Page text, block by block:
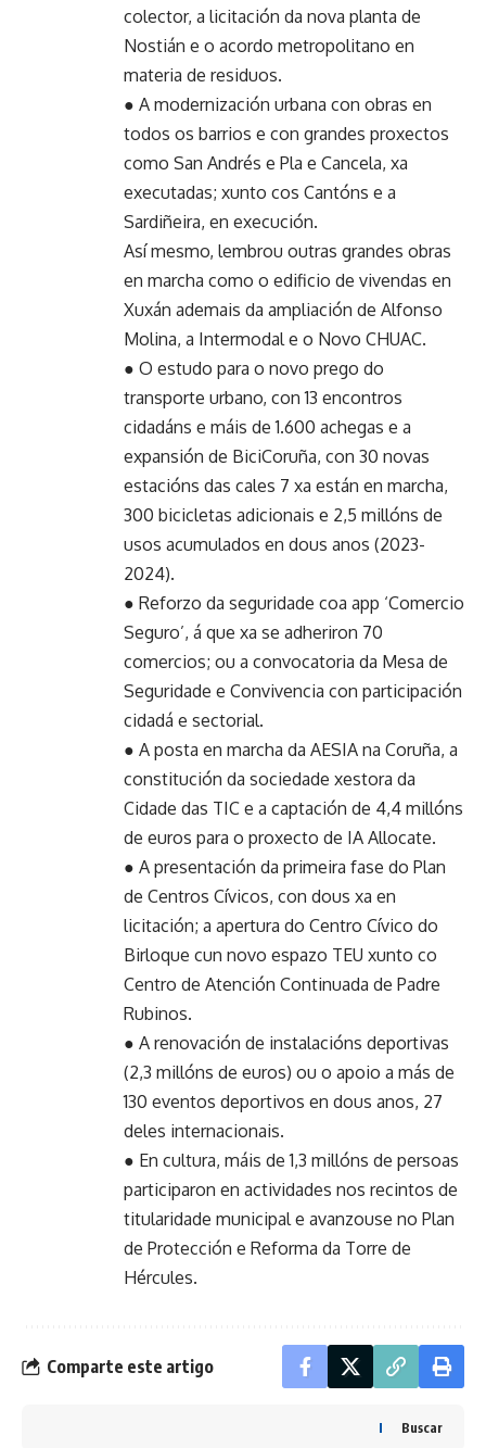
colector, a licitación da nova planta de
Nostián e o acordo metropolitano en
materia de residuos.
● A modernización urbana con obras en
todos os barrios e con grandes proxectos
como San Andrés e Pla e Cancela, xa
executadas; xunto cos Cantóns e a
Sardiñeira, en execución.
Así mesmo, lembrou outras grandes obras
en marcha como o edificio de vivendas en
Xuxán ademais da ampliación de Alfonso
Molina, a Intermodal e o Novo CHUAC.
● O estudo para o novo prego do
transporte urbano, con 13 encontros
cidadáns e máis de 1.600 achegas e a
expansión de BiciCoruña, con 30 novas
estacións das cales 7 xa están en marcha,
300 bicicletas adicionais e 2,5 millóns de
usos acumulados en dous anos (2023-
2024).
● Reforzo da seguridade coa app ‘Comercio
Seguro’, á que xa se adheriron 70
comercios; ou a convocatoria da Mesa de
Seguridade e Convivencia con participación
cidadá e sectorial.
● A posta en marcha da AESIA na Coruña, a
constitución da sociedade xestora da
Cidade das TIC e a captación de 4,4 millóns
de euros para o proxecto de IA Allocate.
● A presentación da primeira fase do Plan
de Centros Cívicos, con dous xa en
licitación; a apertura do Centro Cívico do
Birloque cun novo espazo TEU xunto co
Centro de Atención Continuada de Padre
Rubinos.
● A renovación de instalacións deportivas
(2,3 millóns de euros) ou o apoio a más de
130 eventos deportivos en dous anos, 27
deles internacionais.
● En cultura, máis de 1,3 millóns de persoas
participaron en actividades nos recintos de
titularidade municipal e avanzouse no Plan
de Protección e Reforma da Torre de
Hércules.
Comparte este artigo
Buscar